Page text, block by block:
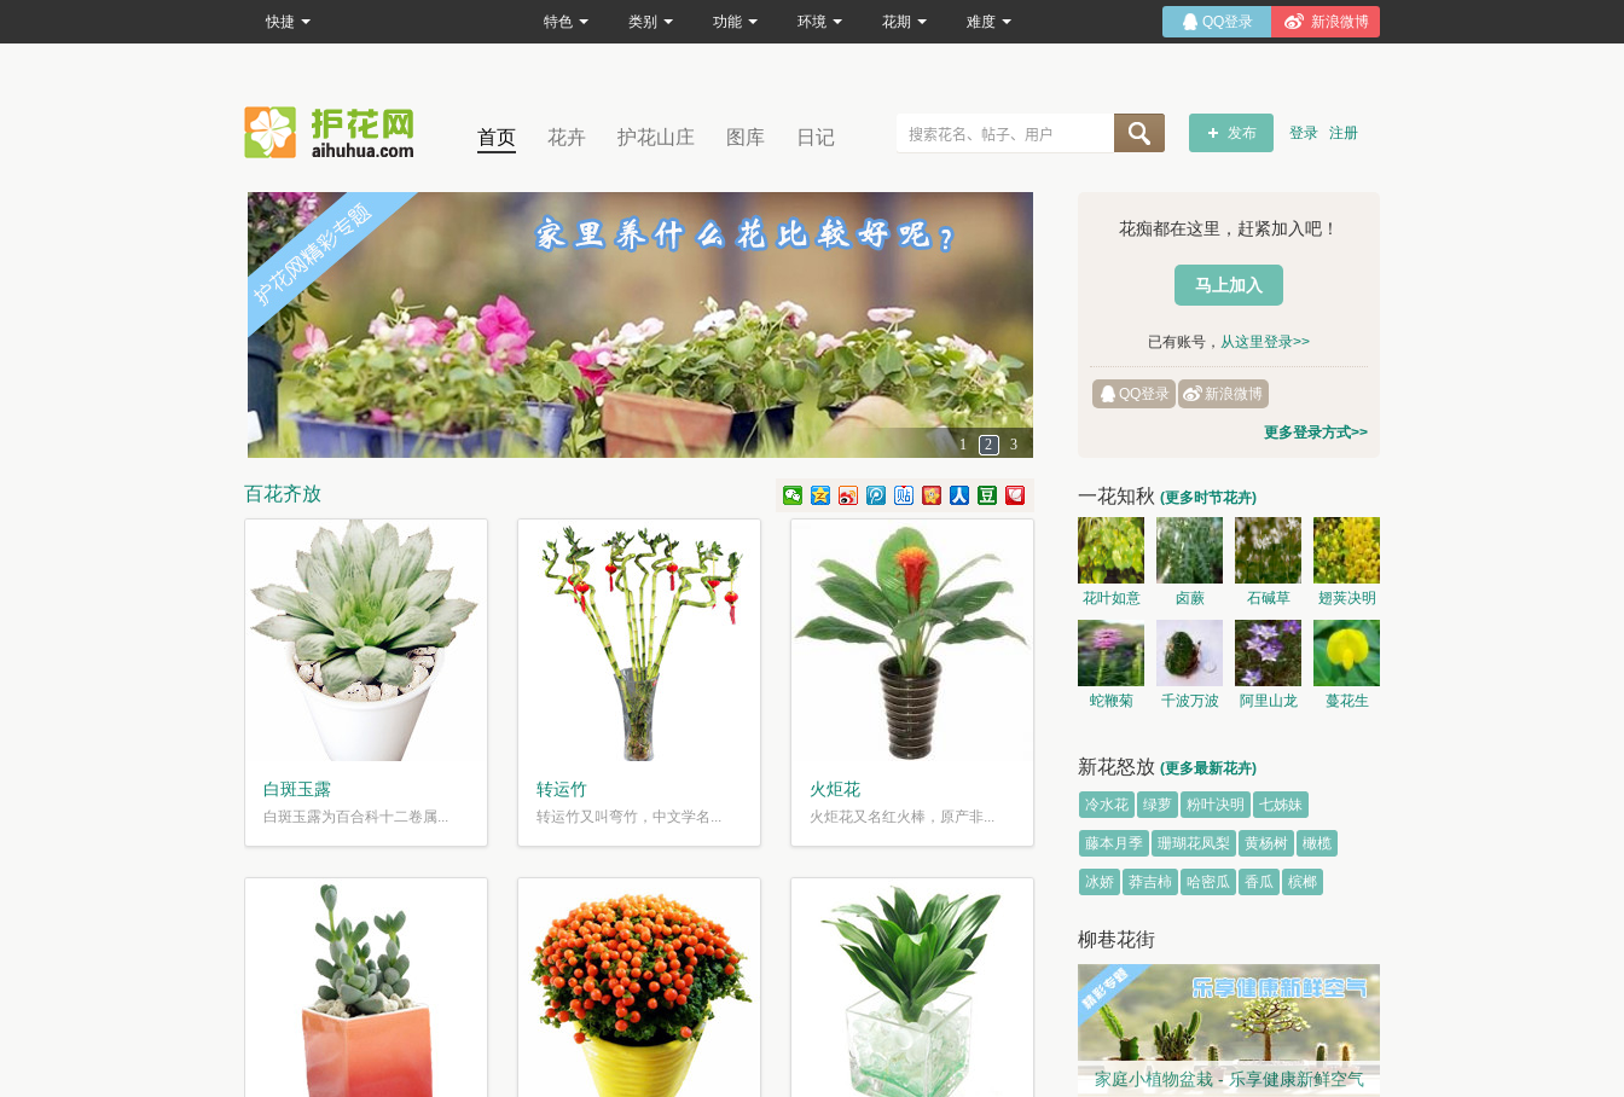
首页 花卉 护花山庄 图库 日记 发布 登录 注册
1 2 3
百花齐放
白斑玉露
白斑玉露为百合科十二卷属...
转运竹
转运竹又叫弯竹，中文学名...
火炬花
火炬花又名红火棒，原产非...
花痴都在这里，赶紧加入吧！
马上加入
已有账号， 从这里登录>>
QQ登录 新浪微博
更多登录方式>>
一花知秋 (更多时节花卉)
花叶如意 卤蕨 石碱草 翅荚决明
蛇鞭菊 千波万波
阿里山龙
蔓花生
新花怒放 (更多最新花卉)
冷水花 绿萝 粉叶决明 七姊妹
藤本月季 珊瑚花凤梨 黄杨树 橄榄
冰娇 莽吉柿 哈密瓜 香瓜 槟榔
柳巷花街
家庭小植物盆栽 - 乐享健康新鲜空气
快捷 特色 类别 功能 环境 花期 难度 QQ登录 新浪微博